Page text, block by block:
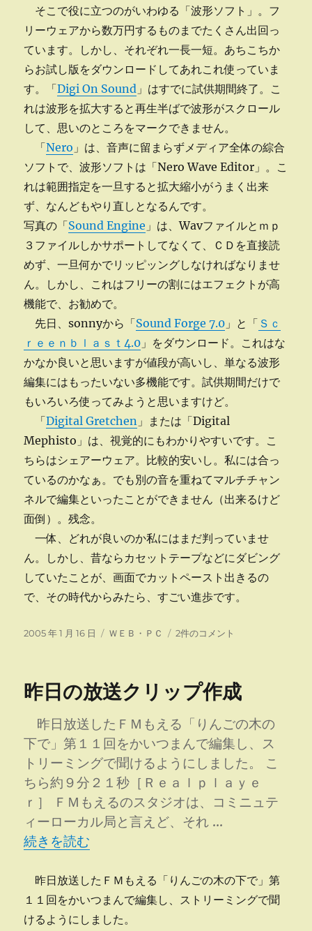
そこで役に立つのがいわゆる「波形ソフト」。フ
リーウェアから数万円するものまでたくさん出回っ
ています。しかし、それぞれ一長一短。あちこちか
らお試し版をダウンロードしてあれこれ使っていま
す。「Digi On Sound 」はすでに試供期間終了。こ
れは波形を拡大すると再生半ばで波形がスクロール
して、思いのところをマークできません。
「Nero 」は、音声に留まらずメディア全体の綜合
ソフトで、波形ソフトは「Nero Wave Editor」。こ
れは範囲指定を一旦すると拡大縮小がうまく出来
ず、なんどもやり直しとなるんです。
写真の「Sound Engine 」は、Wavファイルとｍｐ
３ファイルしかサポートしてなくて、ＣＤを直接読
めず、一旦何かでリッピッングしなければなりませ
ん。しかし、これはフリーの割にはエフェクトが高
機能で、お勧めで。
先日、sonnyから「Sound Forge 7.0 」と「 Ｓｃ
ｒｅｅｎｂｌａｓｔ4.0 」をダウンロード。これはな
かなか良いと思いますが値段が高いし、単なる波形
編集にはもったいない多機能です。試供期間だけで
もいろいろ使ってみようと思いますけど。
「Digital Gretchen 」または「Digital
Mephisto」は、視覚的にもわかりやすいです。こ
ちらはシェアーウェア。比較的安いし。私には合っ
ているのかなぁ。でも別の音を重ねてマルチチャン
ネルで編集といったことができません（出来るけど
面倒）。残念。
一体、どれが良いのか私にはまだ判っていませ
ん。しかし、昔ならカセットテープなどにダビング
していたことが、画面でカットペースト出きるの
で、その時代からみたら、すごい進歩です。
投
2005 年 1 月 16 日
カ
ー
ＷＥＢ・ＰＣ
波
ト
ど
が
い
い
へ
の
2件のコメント
昨日の放送クリップ作成
昨日放送したＦＭもえる「りんごの木の
下で」第１１回をかいつまんで編集し、ス
トリーミングで聞けるようにしました。 こ
ちら約９分２１秒［Ｒｅａｌｐｌａｙｅ
ｒ］ ＦＭもえるのスタジオは、コミニュテ
ィーローカル局と言えど、それ …
“昨日の放送クリップ作成” の
続きを読む
昨日放送したＦＭもえる「りんごの木の下で」第
１１回をかいつまんで編集し、ストリーミングで聞
けるようにしました。